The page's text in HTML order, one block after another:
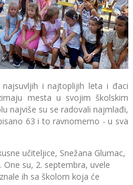
i najtoplijih leta i đaci
mesta u svojim školskim
najviše su se radovali najmlađi,
63 i to ravnomerno - u sva
učiteljice, Snežana Glumac,
One su, 2. septembra, uvele
ih sa školom koja će